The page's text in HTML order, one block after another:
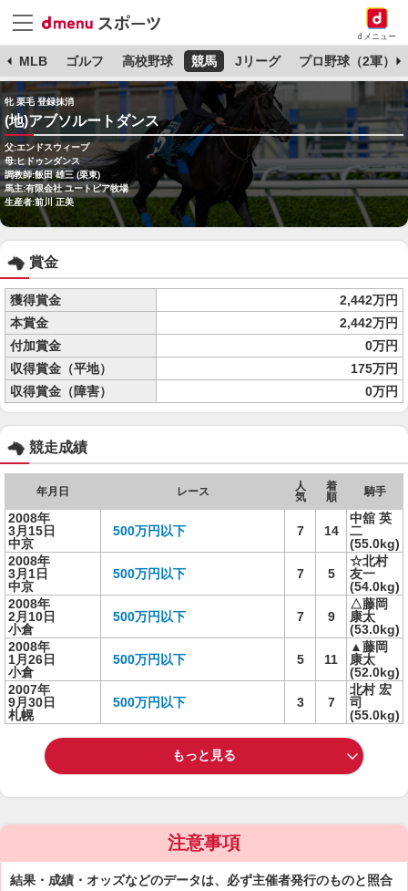
dメニュー
MLB ゴルフ 高校野球 競馬 Jリーグ プロ野球（2軍）
牝 栗毛 登録抹消
(地)アブソルートダンス
父:エンドスウィープ
母:ヒドゥンダンス
調教師:飯田 雄三 (栗東)
馬主:有限会社 ユートピア牧場
生産者:前川 正美
賞金
獲得賞金
2,442万円
本賞金
2,442万円
付加賞金
0万円
収得賞金（平地）
175万円
収得賞金（障害）
0万円
競走成績
年月日 レース
人
気
着
順
騎手
2008年
3月15日
中京
500万円以下 7 14
中舘 英
二
(55.0kg)
2008年
3月1日
中京
500万円以下 7 5
☆北村
友一
(54.0kg)
2008年
2月10日
小倉
500万円以下 7 9
△藤岡
康太
(53.0kg)
2008年
1月26日
小倉
500万円以下 5 11
▲藤岡
康太
(52.0kg)
2007年
9月30日
札幌
500万円以下 3 7
北村 宏
司
(55.0kg)
もっと見る
注意事項
結果・成績・オッズなどのデータは、必ず主催者発行のものと照合